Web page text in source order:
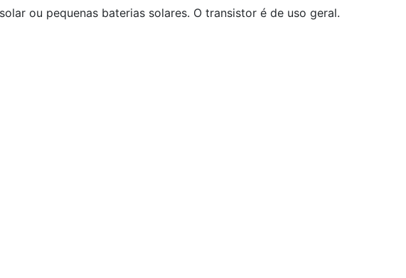
ou pequenas baterias solares. O transistor é de uso geral.